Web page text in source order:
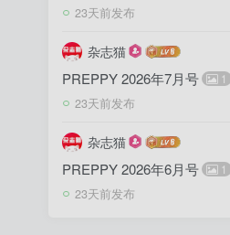
23天前发布
杂志猫
PREPPY 2026年7月号 1
23天前发布
杂志猫
PREPPY 2026年6月号 1
23天前发布